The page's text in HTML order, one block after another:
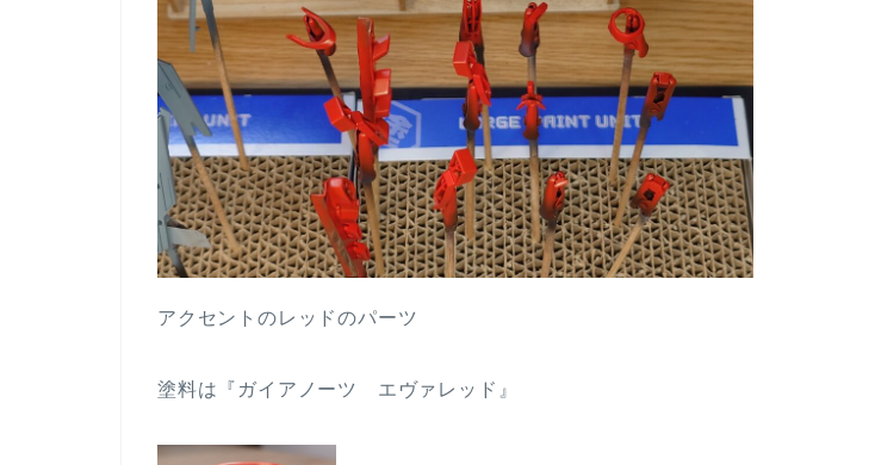
アクセントのレッドのパーツ
塗料は『ガイアノーツ エヴァレッド』